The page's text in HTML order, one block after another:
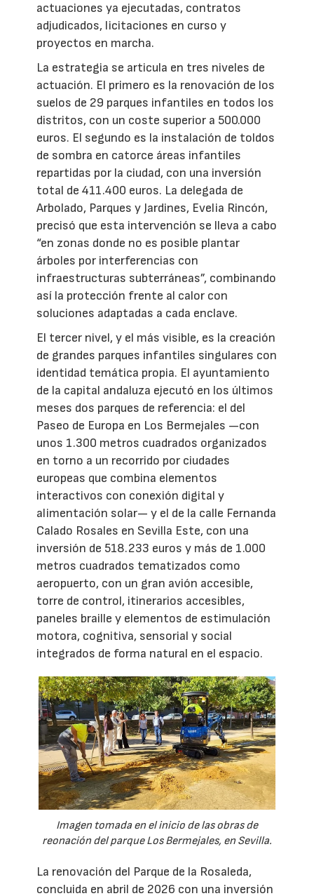
actuaciones ya ejecutadas, contratos
adjudicados, licitaciones en curso y
proyectos en marcha.
La estrategia se articula en tres niveles de
actuación. El primero es la renovación de los
suelos de 29 parques infantiles en todos los
distritos, con un coste superior a 500.000
euros. El segundo es la instalación de toldos
de sombra en catorce áreas infantiles
repartidas por la ciudad, con una inversión
total de 411.400 euros. La delegada de
Arbolado, Parques y Jardines, Evelia Rincón,
precisó que esta intervención se lleva a cabo
“en zonas donde no es posible plantar
árboles por interferencias con
infraestructuras subterráneas”, combinando
así la protección frente al calor con
soluciones adaptadas a cada enclave.
El tercer nivel, y el más visible, es la creación
de grandes parques infantiles singulares con
identidad temática propia. El ayuntamiento
de la capital andaluza ejecutó en los últimos
meses dos parques de referencia: el del
Paseo de Europa en Los Bermejales —con
unos 1.300 metros cuadrados organizados
en torno a un recorrido por ciudades
europeas que combina elementos
interactivos con conexión digital y
alimentación solar— y el de la calle Fernanda
Calado Rosales en Sevilla Este, con una
inversión de 518.233 euros y más de 1.000
metros cuadrados tematizados como
aeropuerto, con un gran avión accesible,
torre de control, itinerarios accesibles,
paneles braille y elementos de estimulación
motora, cognitiva, sensorial y social
integrados de forma natural en el espacio.
Imagen tomada en el inicio de las obras de
reonación del parque Los Bermejales, en Sevilla.
La renovación del Parque de la Rosaleda,
concluida en abril de 2026 con una inversión